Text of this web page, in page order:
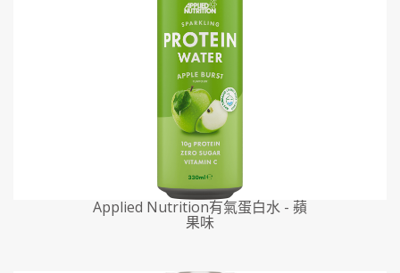
Applied Nutrition有氣蛋白水 - 蘋
果味